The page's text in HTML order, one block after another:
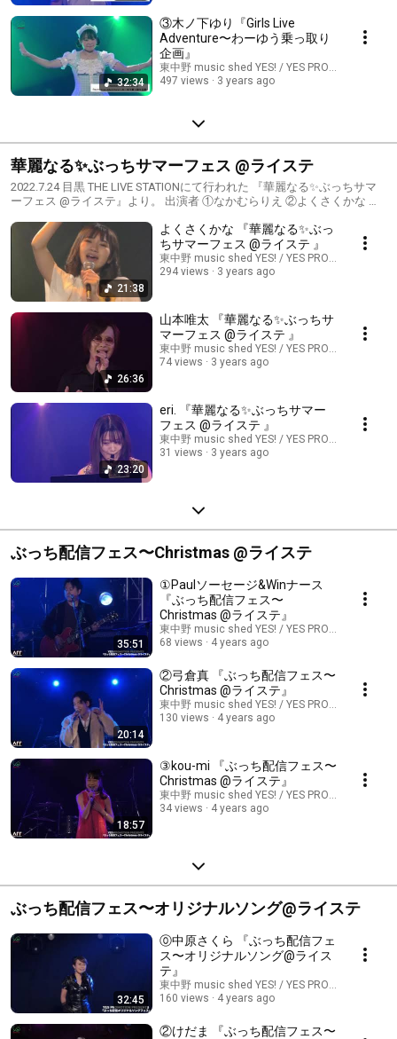
32:34
③木ノ下ゆり『Girls Live
Adventure〜わーゆう乗っ取り
企画』
東中野 music shed YES! / YES PROMOTION
497 views
3 years ago
華麗なる✨ぶっちサマーフェス @ライステ
2022.7.24 目黒 THE LIVE STATIONにて行われた 『華麗なる✨ぶっちサマ
ーフェス @ライステ』より。 出演者 ①なかむらりえ ②よくさくかな ③
⑨jimmy&sanny
21:38
よくさくかな 『華麗なる✨ぶっ
ちサマーフェス @ライステ 』
東中野 music shed YES! / YES PROMOTION
294 views
3 years ago
26:36
山本唯太 『華麗なる✨ぶっちサ
マーフェス @ライステ 』
東中野 music shed YES! / YES PROMOTION
74 views
3 years ago
23:20
eri. 『華麗なる✨ぶっちサマー
フェス @ライステ 』
東中野 music shed YES! / YES PROMOTION
31 views
3 years ago
ぶっち配信フェス〜Christmas @ライステ
35:51
①Paulソーセージ&Winナース
『ぶっち配信フェス〜
Christmas @ライステ』
東中野 music shed YES! / YES PROMOTION
68 views
4 years ago
20:14
②弓倉真 『ぶっち配信フェス〜
Christmas @ライステ』
東中野 music shed YES! / YES PROMOTION
130 views
4 years ago
18:57
③kou-mi 『ぶっち配信フェス〜
Christmas @ライステ』
東中野 music shed YES! / YES PROMOTION
34 views
4 years ago
ぶっち配信フェス〜オリジナルソング@ライステ
32:45
⓪中原さくら 『ぶっち配信フェ
ス〜オリジナルソング@ライス
テ』
東中野 music shed YES! / YES PROMOTION
160 views
4 years ago
②けだま 『ぶっち配信フェス〜